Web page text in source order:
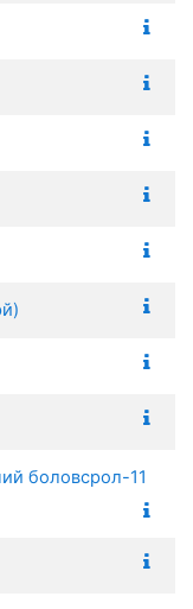
боловсрол-11